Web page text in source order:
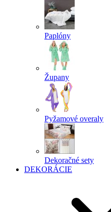
Paplóny
Župany
Pyžamové overaly
Dekoračné sety
DEKORÁCIE